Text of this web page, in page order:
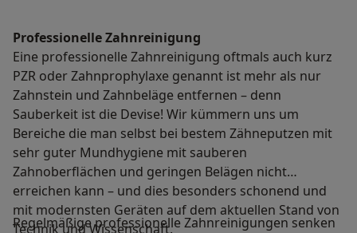
Professionelle Zahnreinigung
Eine professionelle Zahnreinigung oftmals auch kurz
PZR oder Zahnprophylaxe genannt ist mehr als nur
Zahnstein und Zahnbeläge entfernen – denn
Sauberkeit ist die Devise! Wir kümmern uns um
Bereiche die man selbst bei bestem Zähneputzen mit
sehr guter Mundhygiene mit sauberen
Zahnoberflächen und geringen Belägen nicht
erreichen kann – und dies besonders schonend und
mit modernsten Geräten auf dem aktuellen Stand von
Technik und Wissenschaft.
Regelmäßige professionelle Zahnreinigungen senken